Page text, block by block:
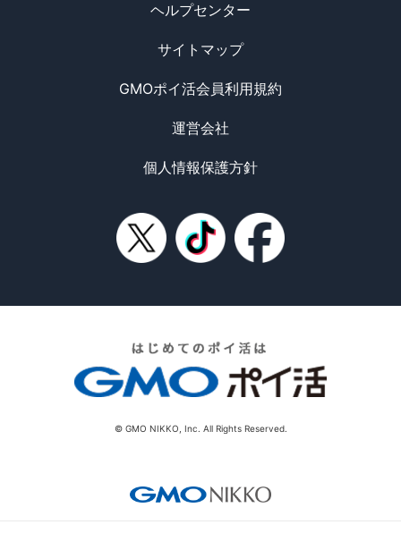
ヘルプセンター
サイトマップ
GMOポイ活会員利用規約
運営会社
個人情報保護方針
© GMO NIKKO, Inc. All Rights Reserved.